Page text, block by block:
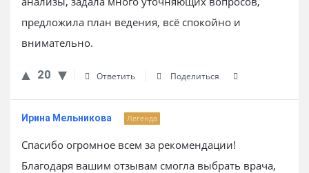
предложила план ведения, всё спокойно и
внимательно.
20 Ответить Поделиться
Ирина Мельникова Легенда
Спасибо огромное всем за рекомендации!
Благодаря вашим отзывам смогла выбрать врача,